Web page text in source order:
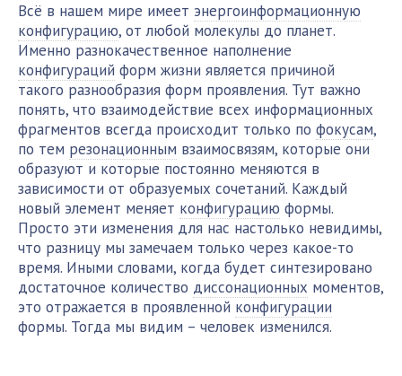
Всё в нашем мире имеет энергоинформационную
конфигурацию, от любой молекулы до планет.
Именно разнокачественное наполнение
конфигураций форм жизни является причиной
такого разнообразия форм проявления. Тут важно
понять, что взаимодействие всех информационных
фрагментов всегда происходит только по фокусам,
по тем резонационным взаимосвязям, которые они
образуют и которые постоянно меняются в
зависимости от образуемых сочетаний. Каждый
новый элемент меняет конфигурацию формы.
Просто эти изменения для нас настолько невидимы,
что разницу мы замечаем только через какое-то
время. Иными словами, когда будет синтезировано
достаточное количество диссонационных моментов,
это отражается в проявленной конфигурации
формы. Тогда мы видим – человек изменился.